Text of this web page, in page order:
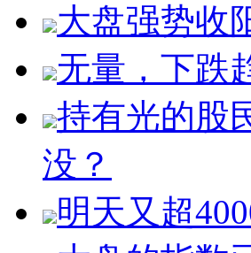
大盘强势收
无量，下跌
持有光的股
没？
明天又超